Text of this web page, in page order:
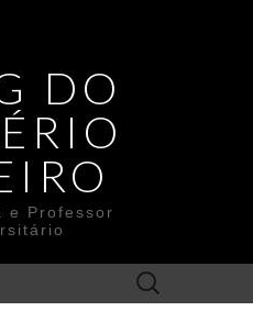
DO
e Professor
Search
for: